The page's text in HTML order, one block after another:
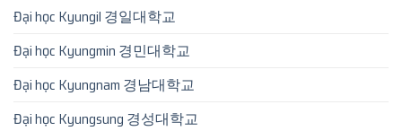
Đại học Kyungil 경일대학교
Đại học Kyungmin 경민대학교
Đại học Kyungnam 경남대학교
Đại học Kyungsung 경성대학교